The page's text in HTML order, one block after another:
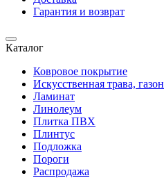
Гарантия и возврат
Каталог
Ковровое покрытие
Искусственная трава, газон
Ламинат
Линолеум
Плитка ПВХ
Плинтус
Подложка
Пороги
Распродажа